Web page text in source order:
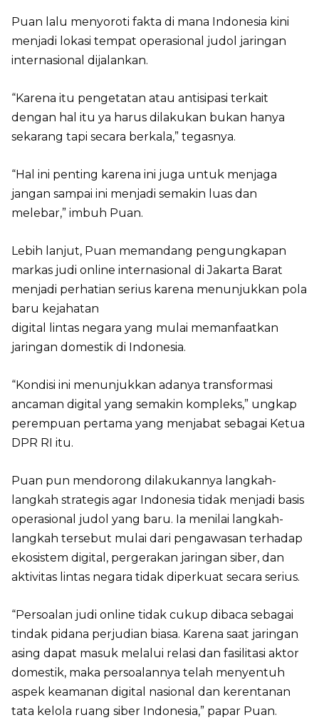
Puan lalu menyoroti fakta di mana Indonesia kini
menjadi lokasi tempat operasional judol jaringan
internasional dijalankan.
“Karena itu pengetatan atau antisipasi terkait
dengan hal itu ya harus dilakukan bukan hanya
sekarang tapi secara berkala,” tegasnya.
“Hal ini penting karena ini juga untuk menjaga
jangan sampai ini menjadi semakin luas dan
melebar,” imbuh Puan.
Lebih lanjut, Puan memandang pengungkapan
markas judi online internasional di Jakarta Barat
menjadi perhatian serius karena menunjukkan pola
baru kejahatan
digital lintas negara yang mulai memanfaatkan
jaringan domestik di Indonesia.
“Kondisi ini menunjukkan adanya transformasi
ancaman digital yang semakin kompleks,” ungkap
perempuan pertama yang menjabat sebagai Ketua
DPR RI itu.
Puan pun mendorong dilakukannya langkah-
langkah strategis agar Indonesia tidak menjadi basis
operasional judol yang baru. Ia menilai langkah-
langkah tersebut mulai dari pengawasan terhadap
ekosistem digital, pergerakan jaringan siber, dan
aktivitas lintas negara tidak diperkuat secara serius.
“Persoalan judi online tidak cukup dibaca sebagai
tindak pidana perjudian biasa. Karena saat jaringan
asing dapat masuk melalui relasi dan fasilitasi aktor
domestik, maka persoalannya telah menyentuh
aspek keamanan digital nasional dan kerentanan
tata kelola ruang siber Indonesia,” papar Puan.